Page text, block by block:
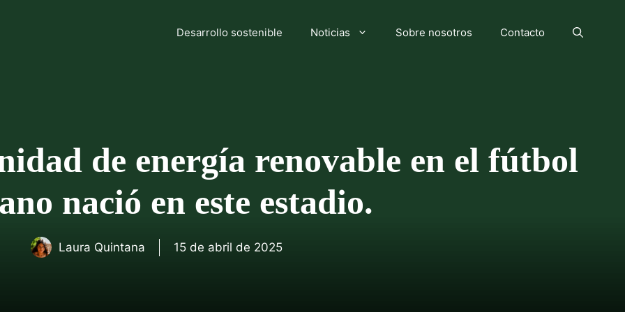
Desarrollo sostenible Noticias Sobre nosotros Contacto
de energía renovable en el fútbol
nació en este estadio.
Laura Quintana 15 de abril de 2025